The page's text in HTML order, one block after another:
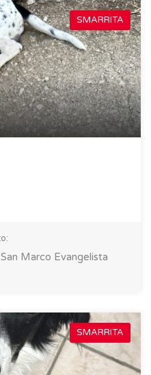
SMARRITA
Marco Evangelista
SMARRITA